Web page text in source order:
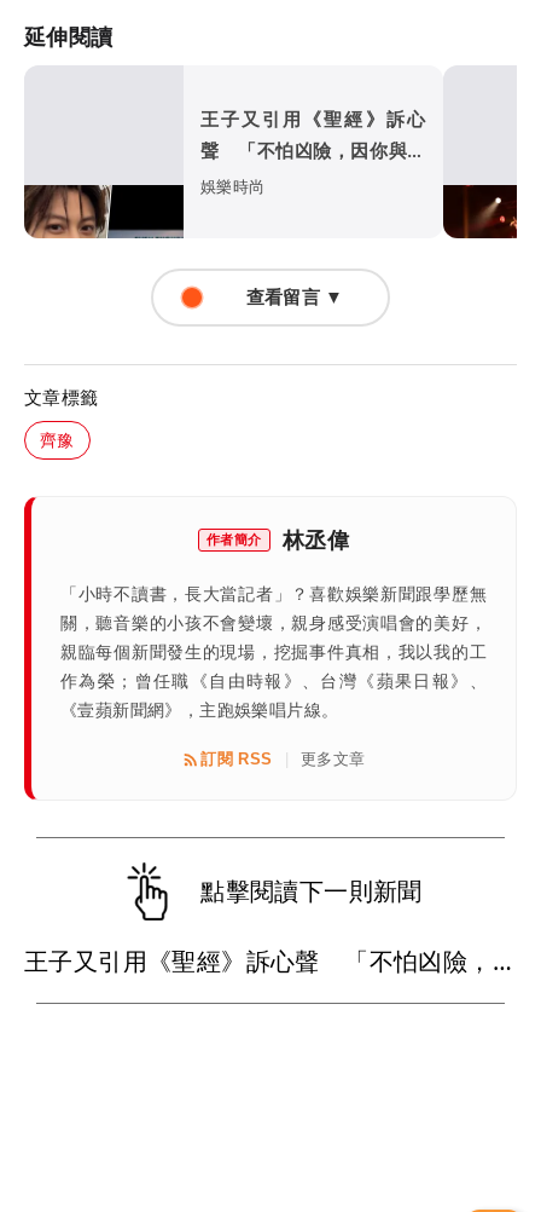
延伸閱讀
王子又引用《聖經》訴心
聲 「不怕凶險，因你與我
同在」
娛樂時尚
查看留言 ▼
文章標籤
齊豫
作者簡介 林丞偉
「小時不讀書，長大當記者」？喜歡娛樂新聞跟學歷無
關，聽音樂的小孩不會變壞，親身感受演唱會的美好，
親臨每個新聞發生的現場，挖掘事件真相，我以我的工
作為榮；曾任職《自由時報》、台灣《蘋果日報》、
《壹蘋新聞網》，主跑娛樂唱片線。
訂閱 RSS 更多文章
點擊閱讀下一則新聞
王子又引用《聖經》訴心聲 「不怕凶險，因你與我同在」